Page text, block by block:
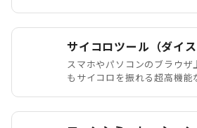
サイコロツール（ダイス
スマホやパソコンのブラウ
もサイコロを振れる超高機能